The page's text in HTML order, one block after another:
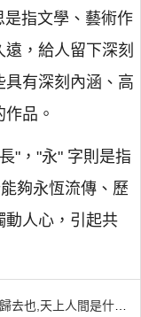
指文學、藝術作
，給人留下深刻
具有深刻內涵、高
品。
"，"永" 字則是指
夠永恆流傳、歷
動人心，引起共
去也,天上人間是什麼